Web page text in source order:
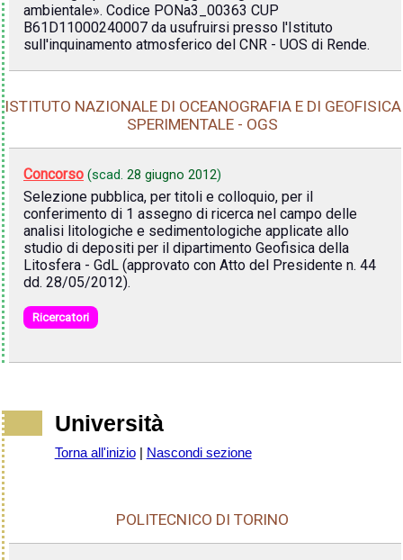
ambientale». Codice PONa3_00363 CUP
B61D11000240007 da usufruirsi presso l'Istituto
sull'inquinamento atmosferico del CNR - UOS di Rende.
ISTITUTO NAZIONALE DI OCEANOGRAFIA E DI GEOFISICA
SPERIMENTALE - OGS
Concorso (scad. 28 giugno 2012)
Selezione pubblica, per titoli e colloquio, per il
conferimento di 1 assegno di ricerca nel campo delle
analisi litologiche e sedimentologiche applicate allo
studio di depositi per il dipartimento Geofisica della
Litosfera - GdL (approvato con Atto del Presidente n. 44
dd. 28/05/2012).
Ricercatori
Università
Torna all'inizio| Nascondi sezione
POLITECNICO DI TORINO